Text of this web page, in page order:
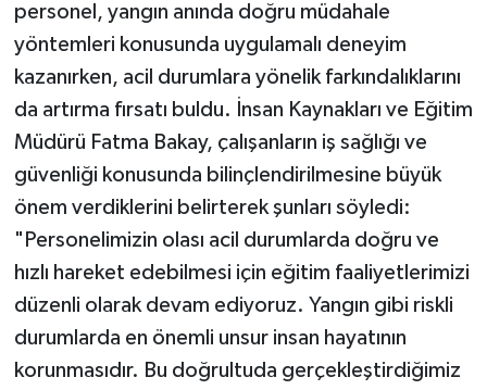
personel, yangın anında doğru müdahale
yöntemleri konusunda uygulamalı deneyim
kazanırken, acil durumlara yönelik farkındalıklarını
da artırma fırsatı buldu. İnsan Kaynakları ve Eğitim
Müdürü Fatma Bakay, çalışanların iş sağlığı ve
güvenliği konusunda bilinçlendirilmesine büyük
önem verdiklerini belirterek şunları söyledi:
"Personelimizin olası acil durumlarda doğru ve
hızlı hareket edebilmesi için eğitim faaliyetlerimizi
düzenli olarak devam ediyoruz. Yangın gibi riskli
durumlarda en önemli unsur insan hayatının
korunmasıdır. Bu doğrultuda gerçekleştirdiğimiz